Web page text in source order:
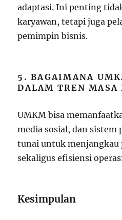
adaptasi. Ini penting
karyawan, tetapi juga
pemimpin bisnis.
5. BAGAIMANA
DALAM TREN MASA
UMKM bisa
media sosial, dan sistem
tunai untuk menjangkau
sekaligus efisiensi
Kesimpulan